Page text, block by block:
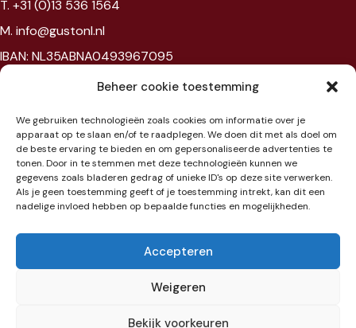
Beheer cookie toestemming
We gebruiken technologieën zoals cookies om informatie over je
apparaat op te slaan en/of te raadplegen. We doen dit met als doel om
de beste ervaring te bieden en om gepersonaliseerde advertenties te
tonen. Door in te stemmen met deze technologieën kunnen we
gegevens zoals bladeren gedrag of unieke ID's op deze site verwerken.
Als je geen toestemming geeft of je toestemming intrekt, kan dit een
nadelige invloed hebben op bepaalde functies en mogelijkheden.
Accepteren
Weigeren
Bekijk voorkeuren
T. +31 (0)13 536 1564
M. info@gustonl.nl
IBAN: NL35ABNA0493967095
VAT: NL867594172B01
BTW: NL867594172B01
Showroom
Jaarbeursplein 6
3521 AL Utrecht
Etage 3